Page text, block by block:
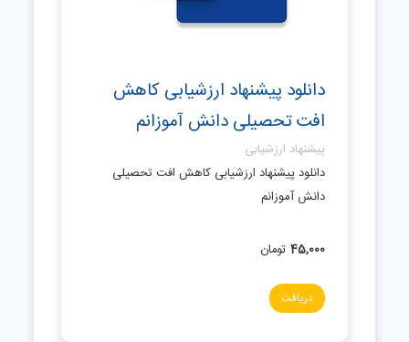
دانلود پیشنهاد ارزشیابی کاهش
افت تحصیلی دانش آموزانم
پیشنهاد ارزشیابی
دانلود پیشنهاد ارزشیابی کاهش افت تحصیلی
دانش آموزانم
45,000 تومان
دریافت